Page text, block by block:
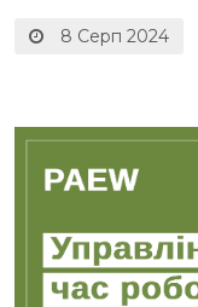
8 Серп 2024